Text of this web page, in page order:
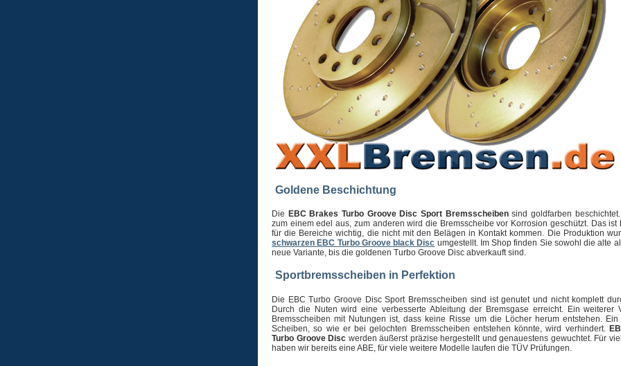
Goldene Beschichtung
Die EBC Brakes Turbo Groove Disc Sport Bremsscheibensind goldfarben
zum einem edel aus, zum anderen wird die Bremsscheibe vor Korrosion geschützt. Das ist
für die Bereiche wichtig, die nicht mit den Belägen in Kontakt kommen. Die Produktion
schwarzen EBC Turbo Groove black Disc umgestellt. Im Shop finden Sie sowohl die alte
neue Variante, bis die goldenen Turbo Groove Disc abverkauft sind.
Sportbremsscheiben in Perfektion
Die EBC Turbo Groove Disc Sport Bremsscheiben sind ist genutet und nicht komplett
Durch die Nuten wird eine verbesserte Ableitung der Bremsgase erreicht. Ein weiterer
Bremsscheiben mit Nutungen ist, dass keine Risse um die Löcher herum entstehen.
Scheiben, so wie er bei gelochten Bremsscheiben entstehen könnte, wird verhindert.
Turbo Groove Disc werden äußerst präzise hergestellt und genauestens gewuchtet. Für
haben wir bereits eine ABE, für viele weitere Modelle laufen die TÜV Prüfungen.